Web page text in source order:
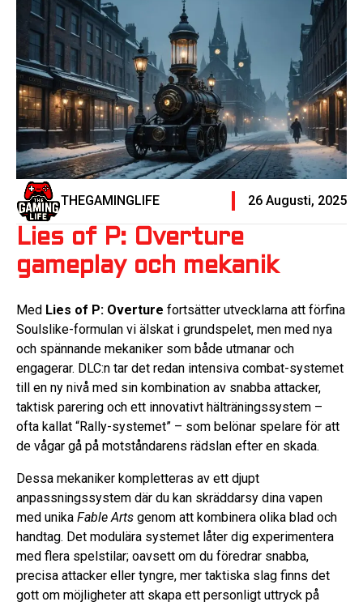
THEGAMINGLIFE 26 Augusti, 2025
Lies of P: Overture
gameplay och mekanik
Med Lies of P: Overture fortsätter utvecklarna att förfina
Soulslike-formulan vi älskat i grundspelet, men med nya
och spännande mekaniker som både utmanar och
engagerar. DLC:n tar det redan intensiva combat-systemet
till en ny nivå med sin kombination av snabba attacker,
taktisk parering och ett innovativt hälträningssystem –
ofta kallat “Rally-systemet” – som belönar spelare för att
de vågar gå på motståndarens rädslan efter en skada.
Dessa mekaniker kompletteras av ett djupt
anpassningssystem där du kan skräddarsy dina vapen
med unika Fable Arts genom att kombinera olika blad och
handtag. Det modulära systemet låter dig experimentera
med flera spelstilar; oavsett om du föredrar snabba,
precisa attacker eller tyngre, mer taktiska slag finns det
gott om möjligheter att skapa ett personligt uttryck på